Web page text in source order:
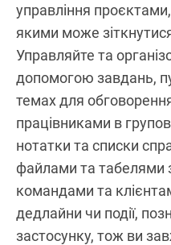
управління
якими може
Управляйте та
допомогою завдань,
темах для
працівниками в
нотатки та списки
файлами та табелями
командами та
дедлайни чи події,
застосунку, тож ви